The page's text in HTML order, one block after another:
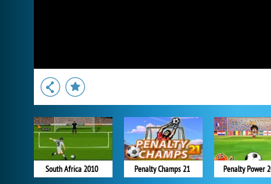
South Africa 2010 Penalty Champs 21 Penalty Power